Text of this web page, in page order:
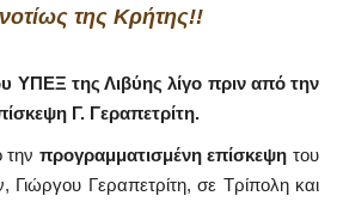
της Κρήτης!!
ΥΠΕΞ της Λιβύης λίγο πριν από την
Γ. Γεραπετρίτη.
την προγραμματισμένη επίσκεψη του
Γιώργου Γεραπετρίτη, σε Τρίπολη και